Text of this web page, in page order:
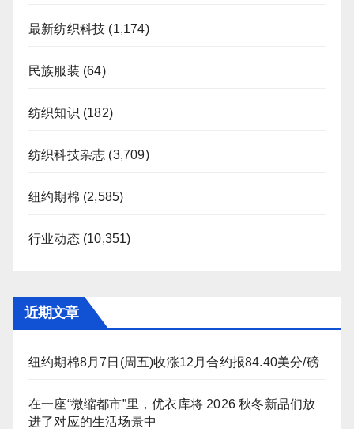
最新纺织科技 (1,174)
民族服装 (64)
纺织知识 (182)
纺织科技杂志 (3,709)
纽约期棉 (2,585)
行业动态(10,351)
近期文章
纽约期棉8月7日(周五)收涨12月合约报84.40美分/磅
在一座“微缩都市”里，优衣库将 2026 秋冬新品们放
进了对应的生活场景中